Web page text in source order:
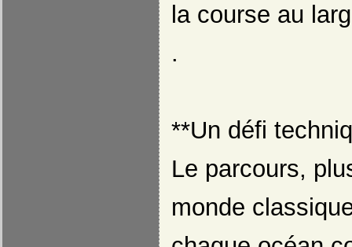
la course au
.
**Un défi
Le parcours,
monde